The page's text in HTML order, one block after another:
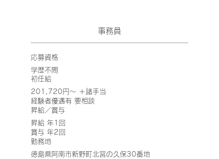
​学歴不問
応募資格
201,720円～ ＋諸手当
経験者優遇有 要相談
​初任給
昇給 年1回
賞与 年2回
昇給／賞与
徳島県阿南市新野町北宮の久保30番地
勤務地
​事務員